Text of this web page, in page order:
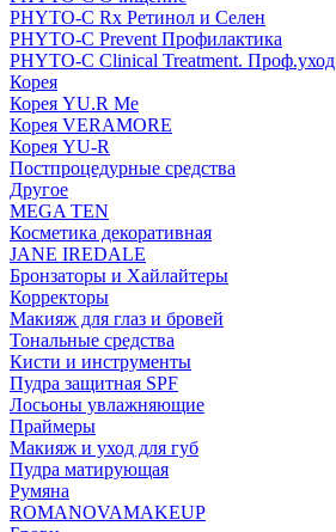
PHYTO-C Rx Ретинол и Селен
PHYTO-C Prevent Профилактика
PHYTO-C Clinical Treatment.
Корея
Корея YU.R Me
Корея VERAMORE
Корея YU-R
Постпроцедурные средства
Другое
MEGA TEN
Косметика декоративная
JANE IREDALE
Бронзаторы и Хайлайтеры
Корректоры
Макияж для глаз и бровей
Тональные средства
Кисти и инструменты
Пудра защитная SPF
Лосьоны увлажняющие
Праймеры
Макияж и уход для губ
Пудра матирующая
Румяна
ROMANOVAMAKEUP